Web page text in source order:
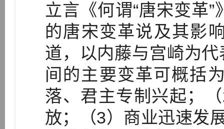
立言《何谓“唐宋变革
的唐宋变革说及其影
道，以内藤与宫崎为
间的主要变革可概括
落、君主专制兴起；
放；（3）商业迅速发